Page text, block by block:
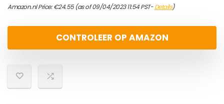
Amazon.nl Price:€24.55(as of 09/04/2023 11:54 PST-Details)
CONTROLEER OP AMAZON